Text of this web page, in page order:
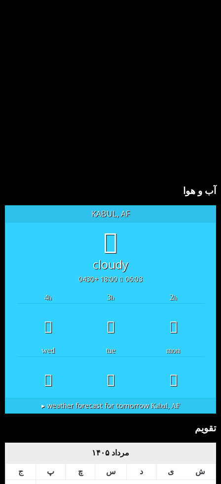
آب و هوا
KABUL, AF
cloudy
06:03
18:00 +0430
2h
3h
4h
mon
tue
wed
Kabul, AF
weather forecast for tomorrow ▸
تقویم
مرداد ۱۴۰۵
ش ی د س چ پ
ج